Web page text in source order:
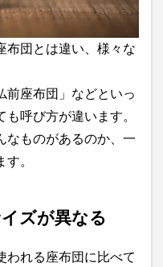
布団とは違い、様々な
前座布団」などといっ
呼び方が違います。
なものがあるのか、一
。
ズが異なる
われる座布団に比べて